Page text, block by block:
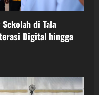
di Tala
Digital hingga